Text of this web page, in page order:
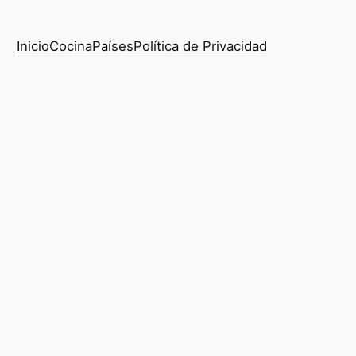
InicioCocinaPaísesPolítica de Privacidad